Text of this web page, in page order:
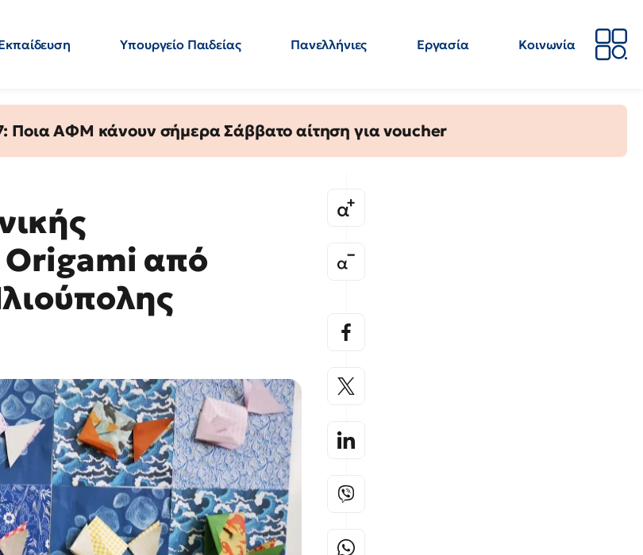
Υπουργείο Παιδείας Πανελλήνιες Εργασία
Κοινωνία
Ποια ΑΦΜ κάνουν σήμερα Σάββατο αίτηση για voucher
Origami από